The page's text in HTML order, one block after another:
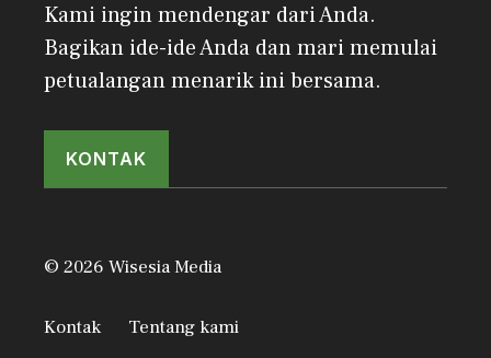
Kami ingin mendengar dari Anda.
Bagikan ide-ide Anda dan mari memulai
petualangan menarik ini bersama.
KONTAK
© 2026 Wisesia Media
Kontak Tentang kami